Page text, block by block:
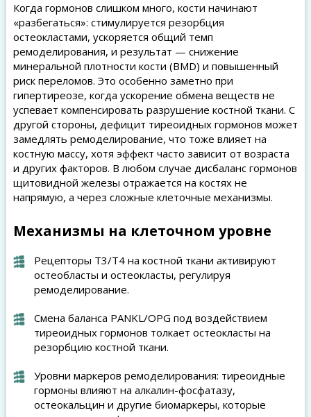
Когда гормонов слишком много, кости начинают
«разбегаться»: стимулируется резорбция
остеокластами, ускоряется общий темп
ремоделирования, и результат — снижение
минеральной плотности кости (BMD) и повышенный
риск переломов. Это особенно заметно при
гипертиреозе, когда ускорение обмена веществ не
успевает компенсировать разрушение костной ткани. С
другой стороны, дефицит тиреоидных гормонов может
замедлять ремоделирование, что тоже влияет на
костную массу, хотя эффект часто зависит от возраста
и других факторов. В любом случае дисбаланс гормонов
щитовидной железы отражается на костях не
напрямую, а через сложные клеточные механизмы.
Механизмы на клеточном уровне
Рецепторы T3/T4 на костной ткани активируют
остеобласты и остеокласты, регулируя
ремоделирование.
Смена баланса РANKL/OPG под воздействием
тиреоидных гормонов толкает остеокласты на
резорбцию костной ткани.
Уровни маркеров ремоделирования: тиреоидные
гормоны влияют на алкалин-фосфатазу,
остеокальцин и другие биомаркеры, которые